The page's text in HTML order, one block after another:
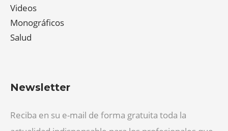
Videos
Monográficos
Salud
Newsletter
Reciba en su e-mail de forma gratuita toda la